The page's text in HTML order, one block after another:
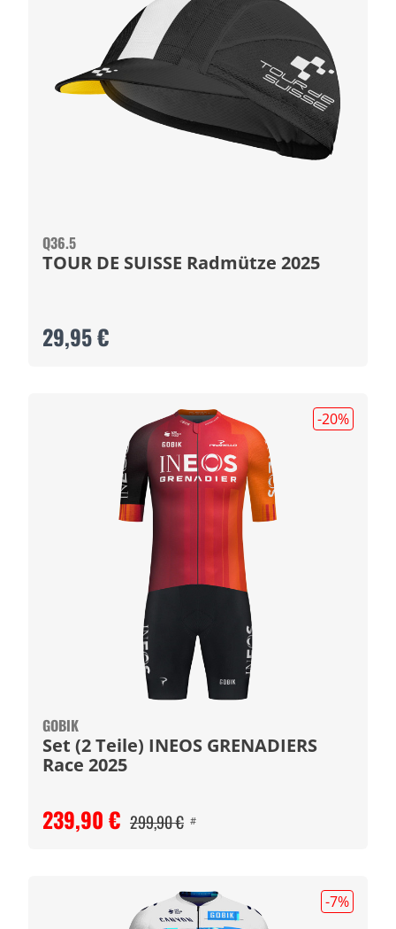
Q36.5
TOUR DE SUISSE Radmütze 2025
29,95 €
-20%
GOBIK
Set (2 Teile) INEOS GRENADIERS
Race 2025
239,90 € 299,90 € #
-7%